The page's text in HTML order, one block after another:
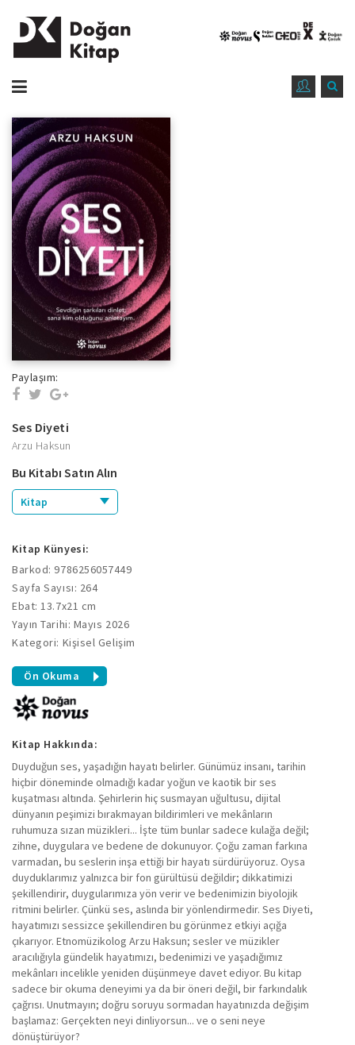
Paylaşım:
Ses Diyeti
Arzu Haksun
Bu Kitabı Satın Alın
Kitap
Kitap Künyesi:
Barkod: 9786256057449
Sayfa Sayısı: 264
Ebat: 13.7x21 cm
Yayın Tarihi: Mayıs 2026
Kategori: Kişisel Gelişim
Ön Okuma
Kitap Hakkında:
Duyduğun ses, yaşadığın hayatı belirler. Günümüz insanı, tarihin
hiçbir döneminde olmadığı kadar yoğun ve kaotik bir ses
kuşatması altında. Şehirlerin hiç susmayan uğultusu, dijital
dünyanın peşimizi bırakmayan bildirimleri ve mekânların
ruhumuza sızan müzikleri... İşte tüm bunlar sadece kulağa değil;
zihne, duygulara ve bedene de dokunuyor. Çoğu zaman farkına
varmadan, bu seslerin inşa ettiği bir hayatı sürdürüyoruz. Oysa
duyduklarımız yalnızca bir fon gürültüsü değildir; dikkatimizi
şekillendirir, duygularımıza yön verir ve bedenimizin biyolojik
ritmini belirler. Çünkü ses, aslında bir yönlendirmedir. Ses Diyeti,
hayatımızı sessizce şekillendiren bu görünmez etkiyi açığa
çıkarıyor. Etnomüzikolog Arzu Haksun; sesler ve müzikler
aracılığıyla gündelik hayatımızı, bedenimizi ve yaşadığımız
mekânları incelikle yeniden düşünmeye davet ediyor. Bu kitap
sadece bir okuma deneyimi ya da bir öneri değil, bir farkındalık
çağrısı. Unutmayın; doğru soruyu sormadan hayatınızda değişim
başlamaz: Gerçekten neyi dinliyorsun... ve o seni neye
dönüştürüyor?